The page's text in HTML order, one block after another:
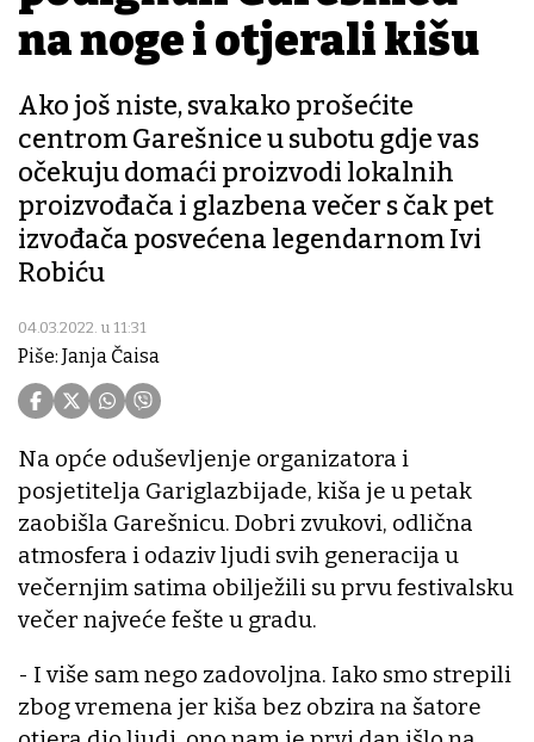
na noge i otjerali kišu
Ako još niste, svakako prošećite
centrom Garešnice u subotu gdje vas
očekuju domaći proizvodi lokalnih
proizvođača i glazbena večer s čak pet
izvođača posvećena legendarnom Ivi
Robiću
04.03.2022. u 11:31
Piše: Janja Čaisa
Na opće oduševljenje organizatora i
posjetitelja Gariglazbijade, kiša je u petak
zaobišla Garešnicu. Dobri zvukovi, odlična
atmosfera i odaziv ljudi svih generacija u
večernjim satima obilježili su prvu festivalsku
večer najveće fešte u gradu.
- I više sam nego zadovoljna. Iako smo strepili
zbog vremena jer kiša bez obzira na šatore